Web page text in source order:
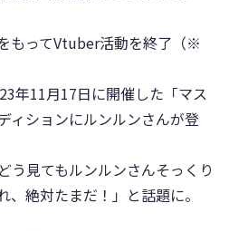
もってVtuber活動を終了（※
年11月17日に開催した「マス
ィションにルンルンさんが登
う見てもルンルンさんそっくり
絶対たまだ！」と話題に。